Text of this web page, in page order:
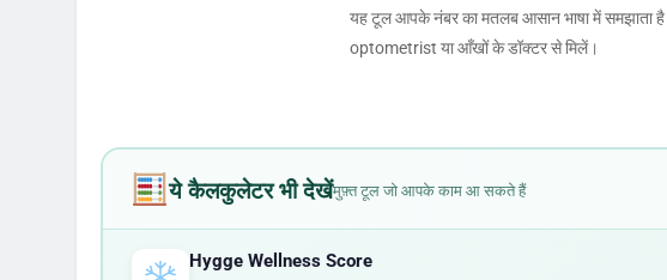
यह टूल आपके नंबर का मतलब आसान भाषा में समझाता
optometrist या आँखों के डॉक्टर से मिलें।
ये कैलकुलेटर भी देखेंमुफ़्त टूल जो आपके काम आ सकते हैं
Hygge Wellness Score